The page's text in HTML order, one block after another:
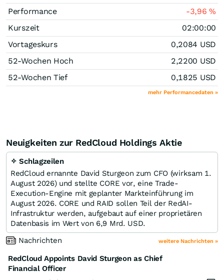
Performance
-3,96%
Kurszeit
02:00:00
Vortageskurs
0,2084 USD
52-Wochen Hoch
2,2200 USD
52-Wochen Tief
0,1825 USD
mehr Performancedaten »
Neuigkeiten zur RedCloud Holdings Aktie
✧ Schlagzeilen
RedCloud ernannte David Sturgeon zum CFO (wirksam 1.
August 2026) und stellte CORE vor, eine Trade-
Execution-Engine mit geplanter Markteinführung im
August 2026. CORE und RAID sollen Teil der RedAI-
Infrastruktur werden, aufgebaut auf einer proprietären
Datenbasis im Wert von 6,9 Mrd. USD.
Nachrichten
weitere Nachrichten »
RedCloud Appoints David Sturgeon as Chief
Financial Officer